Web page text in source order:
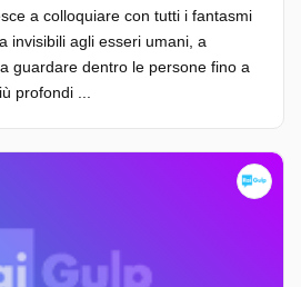
a colloquiare con tutti i fantasmi
invisibili agli esseri umani, a
guardare dentro le persone fino a
profondi ...